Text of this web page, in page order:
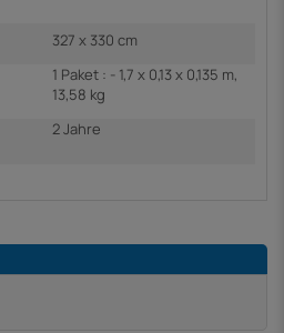
327 x 330 cm
1 Paket : - 1,7 x 0,13 x 0,135 m,
13,58 kg
2 Jahre